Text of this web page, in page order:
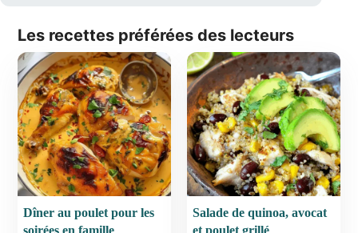
Les recettes préférées des lecteurs
Dîner au poulet pour les
soirées en famille
Salade de quinoa, avocat
et poulet grillé